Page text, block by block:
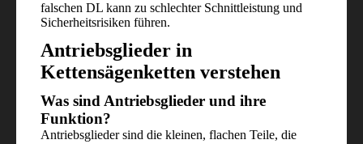
falschen DL kann zu schlechter Schnittleistung und
Sicherheitsrisiken führen.
Antriebsglieder in
Kettensägenketten verstehen
Was sind Antriebsglieder und ihre
Funktion?
Antriebsglieder sind die kleinen, flachen Teile, die